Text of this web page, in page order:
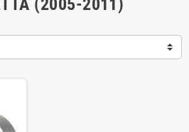
(2005-2011)